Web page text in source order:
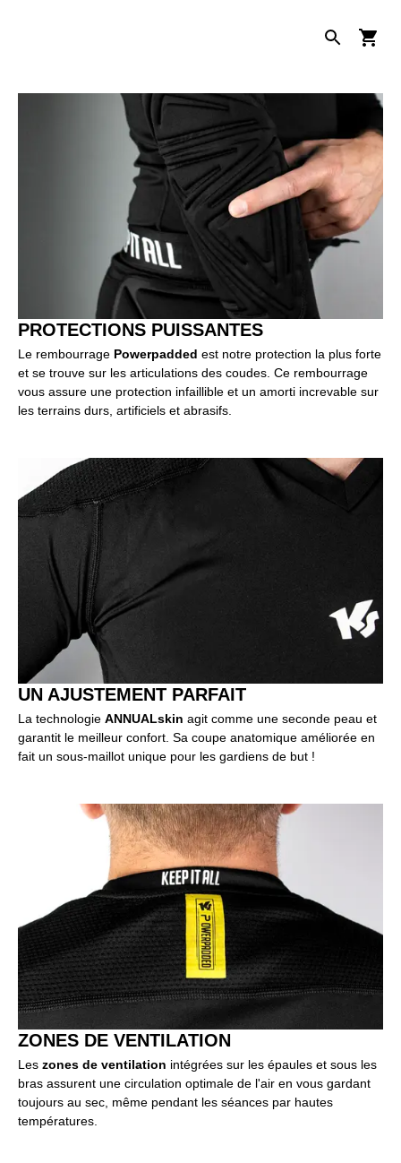
PROTECTIONS PUISSANTES
Le rembourrage Powerpadded est notre protection la plus forte
et se trouve sur les articulations des coudes. Ce rembourrage
vous assure une protection infaillible et un amorti increvable sur
les terrains durs, artificiels et abrasifs.
UN AJUSTEMENT PARFAIT
La technologie ANNUALskin agit comme une seconde peau et
garantit le meilleur confort. Sa coupe anatomique améliorée en
fait un sous-maillot unique pour les gardiens de but !
ZONES DE VENTILATION
Les zones de ventilation intégrées sur les épaules et sous les
bras assurent une circulation optimale de l'air en vous gardant
toujours au sec, même pendant les séances par hautes
températures.